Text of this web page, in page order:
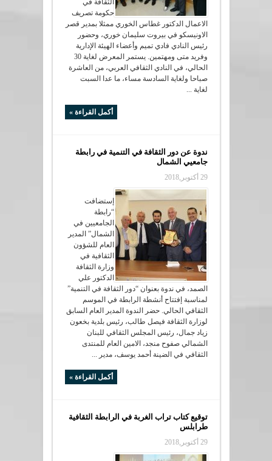
الثقافة في
حكومة تصريف
الاعمال الدكتور غطاس الخوري ممثلا بمدير قصر
الاونيسكو في بيروت سليمان خوري، وحضور
رئيس النادي فادي تميم وأعضاء الهيئة الإدارية
وفريد متى ومهتمين. يستمر المعرض لغاية 30
الحالي، في النادي الثقافي العربي، من العاشرة
صباحا ولغاية السادسة مساء، ما عدا السبت
لغاية ...
أكمل القراءة »
ندوة عن دور الثقافة في التنمية في رابطة
جامعيي الشمال
29 أكتوبر,2018
إستضافت
“رابطة
الجامعيين في
الشمال” المدير
العام للشؤون
الثقافية في
وزارة الثقافة
الدكتور علي
الصمد، في ندوة بعنوان “دور الثقافة في التنمية”
لمناسبة إفتتاح أنشطة الرابطة في الموسم
الثقافي الحالي. حضر الندوة المدير العام السابق
لوزارة الثقافة فيصل طالب، رئيس بلدية بخعون
زياد جمال، رئيس المجلس الثقافي للبنان
الشمالي صفوح منجد، الامين العام للمنتدى
الثقافي في الضينة أحمد يوسف، مدير ...
أكمل القراءة »
توقيع كتاب تراب الغربة في الرابطة الثقافية
طرابلس
29 أكتوبر,2018